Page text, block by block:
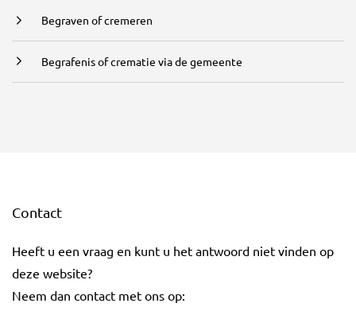
Begraven of cremeren
Begrafenis of crematie via de gemeente
Contact
Heeft u een vraag en kunt u het antwoord niet vinden op
deze website?
Neem dan contact met ons op: